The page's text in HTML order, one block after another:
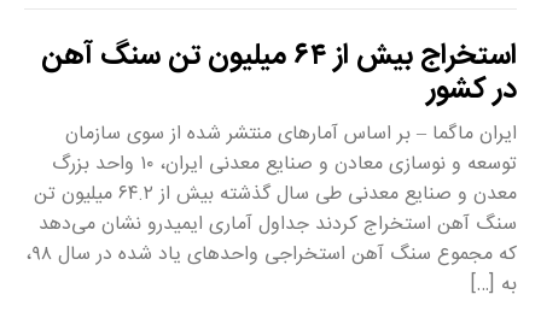
استخراج بیش از ۶۴ میلیون تن سنگ آهن
در کشور
ایران ماگما – بر اساس آمارهای منتشر شده از سوی سازمان
توسعه و نوسازی معادن و صنایع معدنی ایران، ۱۰ واحد بزرگ
معدن و صنایع معدنی طی سال گذشته بیش از ۶۴.۲ میلیون تن
سنگ آهن استخراج کردند جداول آماری ایمیدرو نشان می‌دهد
که مجموع سنگ آهن استخراجی واحدهای یاد شده در سال ۹۸،
به […]